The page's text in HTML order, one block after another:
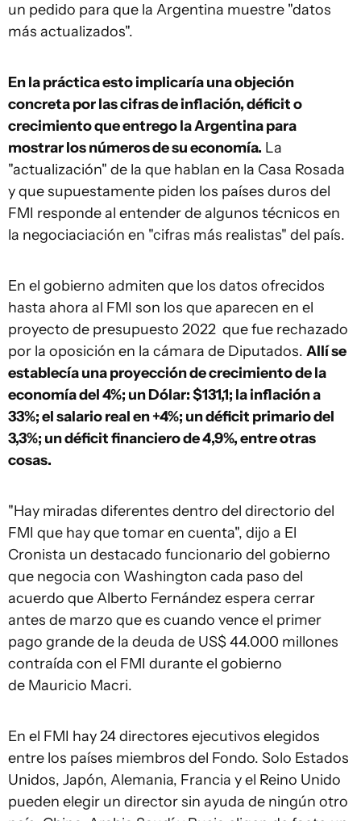
un pedido para que la Argentina muestre "datos
más actualizados".
En la práctica esto implicaría una objeción
concreta por las cifras de inflación, déficit o
crecimiento que entrego la Argentina para
mostrar los números de su economía. La
"actualización" de la que hablan en la Casa Rosada
y que supuestamente piden los países duros del
FMI responde al entender de algunos técnicos en
la negociaciación en "cifras más realistas" del país.
En el gobierno admiten que los datos ofrecidos
hasta ahora al FMI son los que aparecen en el
proyecto de presupuesto 2022 que fue rechazado
por la oposición en la cámara de Diputados. Allí se
establecía una proyección de crecimiento de la
economía del 4%; un Dólar: $131,1; la inflación a
33%; el salario real en +4%; un déficit primario del
3,3%; un déficit financiero de 4,9%, entre otras
cosas.
"Hay miradas diferentes dentro del directorio del
FMI que hay que tomar en cuenta", dijo a El
Cronista un destacado funcionario del gobierno
que negocia con Washington cada paso del
acuerdo que Alberto Fernández espera cerrar
antes de marzo que es cuando vence el primer
pago grande de la deuda de US$ 44.000 millones
contraída con el FMI durante el gobierno
de Mauricio Macri.
En el FMI hay 24 directores ejecutivos elegidos
entre los países miembros del Fondo. Solo Estados
Unidos, Japón, Alemania, Francia y el Reino Unido
pueden elegir un director sin ayuda de ningún otro